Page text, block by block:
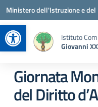
Apri la barra
Vai ai contenuti
Vai al menu di navigazione
Vai al footer
Ministero dell'Istruzione e
Istituto
Giovanni
Giornata
del Diritto